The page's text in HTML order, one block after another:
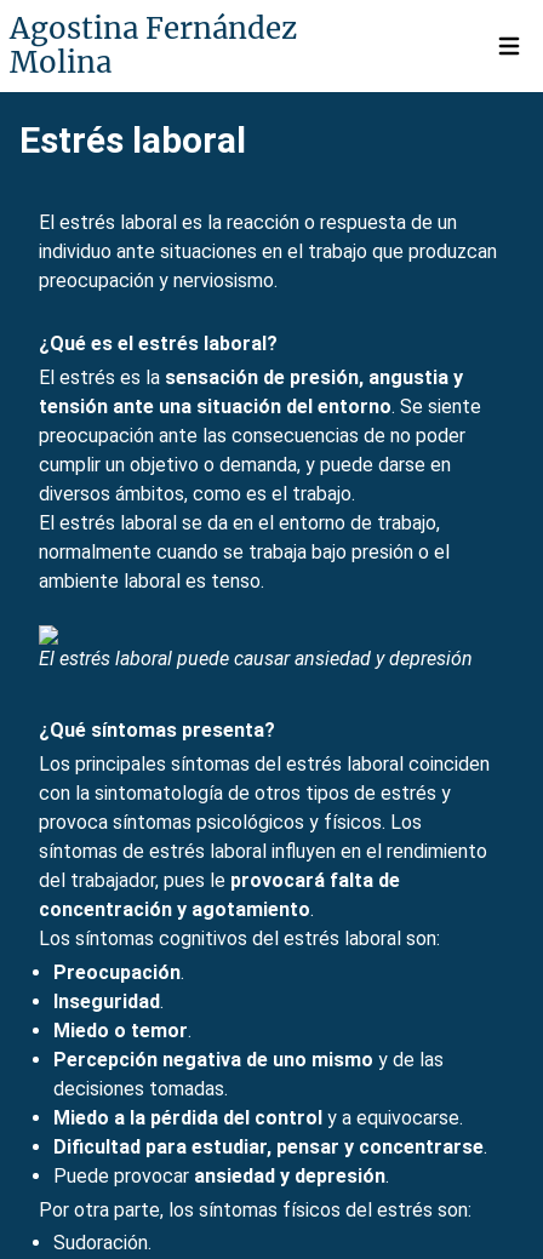
Agostina Fernández
Molina
Open
Estrés laboral
El estrés laboral es la reacción o respuesta de un
individuo ante situaciones en el trabajo que produzcan
preocupación y nerviosismo.
¿Qué es el estrés laboral?
El estrés es la sensación de presión, angustia y
tensión ante una situación del entorno. Se siente
preocupación ante las consecuencias de no poder
cumplir un objetivo o demanda, y puede darse en
diversos ámbitos, como es el trabajo.
El estrés laboral se da en el entorno de trabajo,
normalmente cuando se trabaja bajo presión o el
ambiente laboral es tenso.
El estrés laboral puede causar ansiedad y depresión
¿Qué síntomas presenta?
Los principales síntomas del estrés laboral coinciden
con la sintomatología de otros tipos de estrés y
provoca síntomas psicológicos y físicos. Los
síntomas de estrés laboral influyen en el rendimiento
del trabajador, pues le provocará falta de
concentración y agotamiento.
Los síntomas cognitivos del estrés laboral son:
Preocupación.
Inseguridad.
Miedo o temor.
Percepción negativa de uno mismo y de las
decisiones tomadas.
Miedo a la pérdida del control y a equivocarse.
Dificultad para estudiar, pensar y concentrarse.
Puede provocar ansiedady depresión.
Por otra parte, los síntomas físicos del estrés son:
Sudoración.